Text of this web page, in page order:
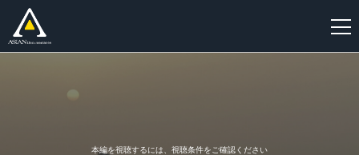
本編を視聴するには、視聴条件をご確認ください